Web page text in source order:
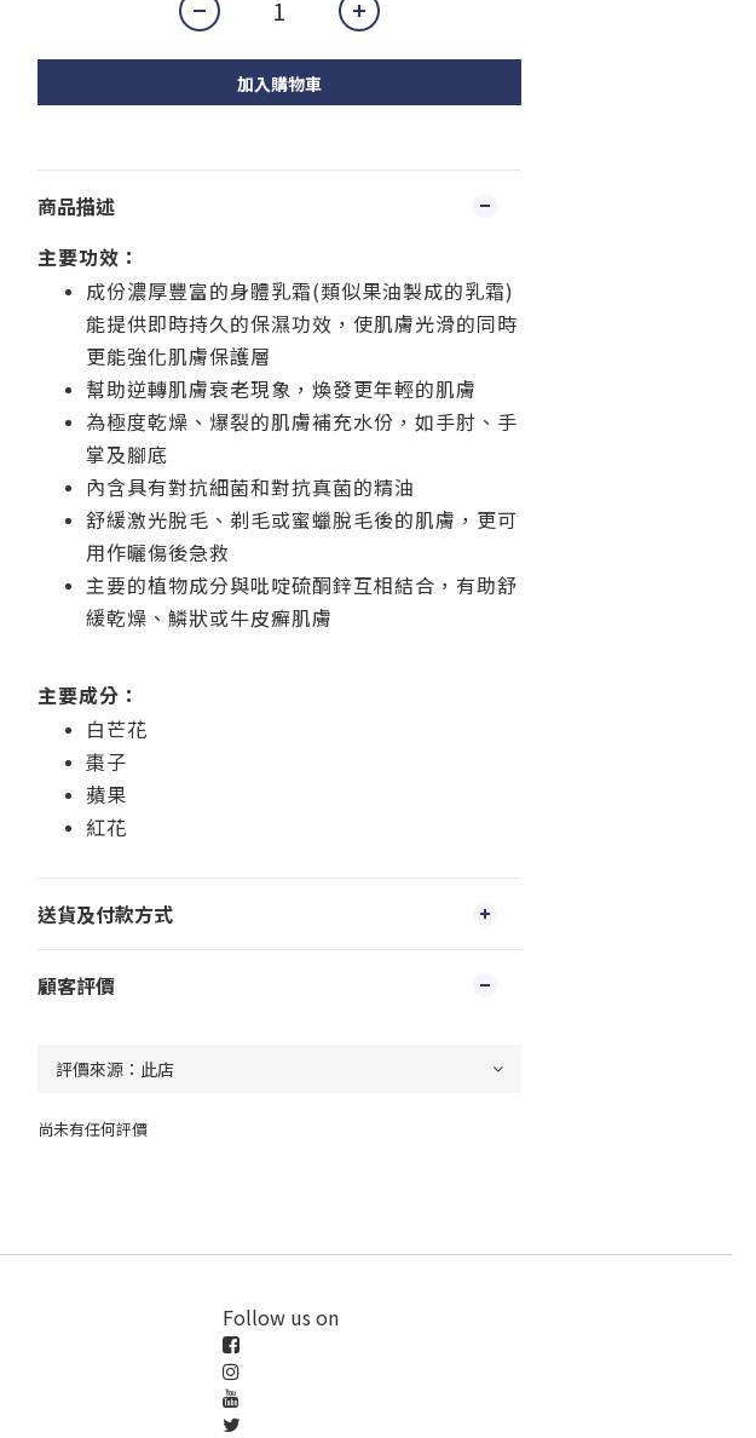
加入購物車
商品描述
主要功效：
成份濃厚豐富的身體乳霜(類似果油製成的乳霜)
能提供即時持久的保濕功效，使肌膚光滑的同時
更能強化肌膚保護層
幫助逆轉肌膚衰老現象，煥發更年輕的肌膚
為極度乾燥、爆裂的肌膚補充水份，如手肘、手
掌及腳底
內含具有對抗細菌和對抗真菌的精油
舒緩激光脫毛、剃毛或蜜蠟脫毛後的肌膚，更可
用作曬傷後急救
主要的植物成分與吡啶硫酮鋅互相結合，有助舒
緩乾燥、鱗狀或牛皮癬肌膚
主要成分：
白芒花
棗子
蘋果
紅花
送貨及付款方式
顧客評價
尚未有任何評價
Follow us on